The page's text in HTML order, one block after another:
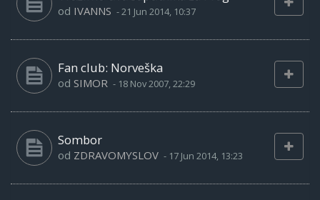
od IVANNS -21 Jun 2014, 10:37
Fan club: Norveška
od SIMOR - 18 Nov 2007, 22:29
Sombor
od ZDRAVOMYSLOV - 17 Jun 2014, 13:23